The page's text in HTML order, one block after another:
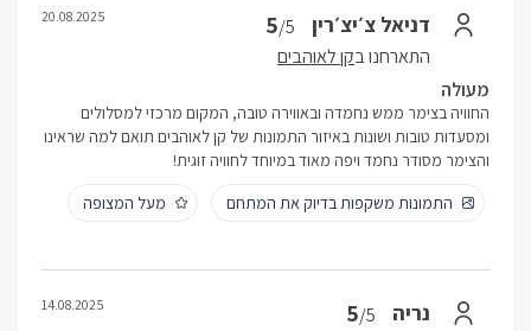
דניאל צ׳יצ׳רין 5/5
התארחנו בקן לאוהבים
20.08.2025
מעולה
החוויה בצימר ממש נחמדה ובאווירה טובה, המקום מרכזי למסלולים
ומסעדות טובות ושונות באיזור התמונות של קן לאוהבים תואם למה שראינו
והצימר מסודר נחמד ויפה מאוד במיוחד לחוויה זוגית!
התמונות משקפות בדיוק את המתחם
מעל המצופה
נריה 5/5
14.08.2025